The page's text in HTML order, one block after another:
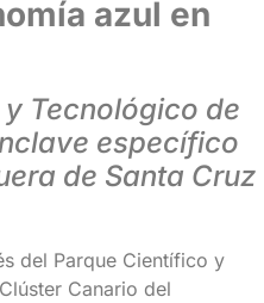
azul en
Tecnológico de
específico
de Santa Cruz
del Parque Científico y
Canario del